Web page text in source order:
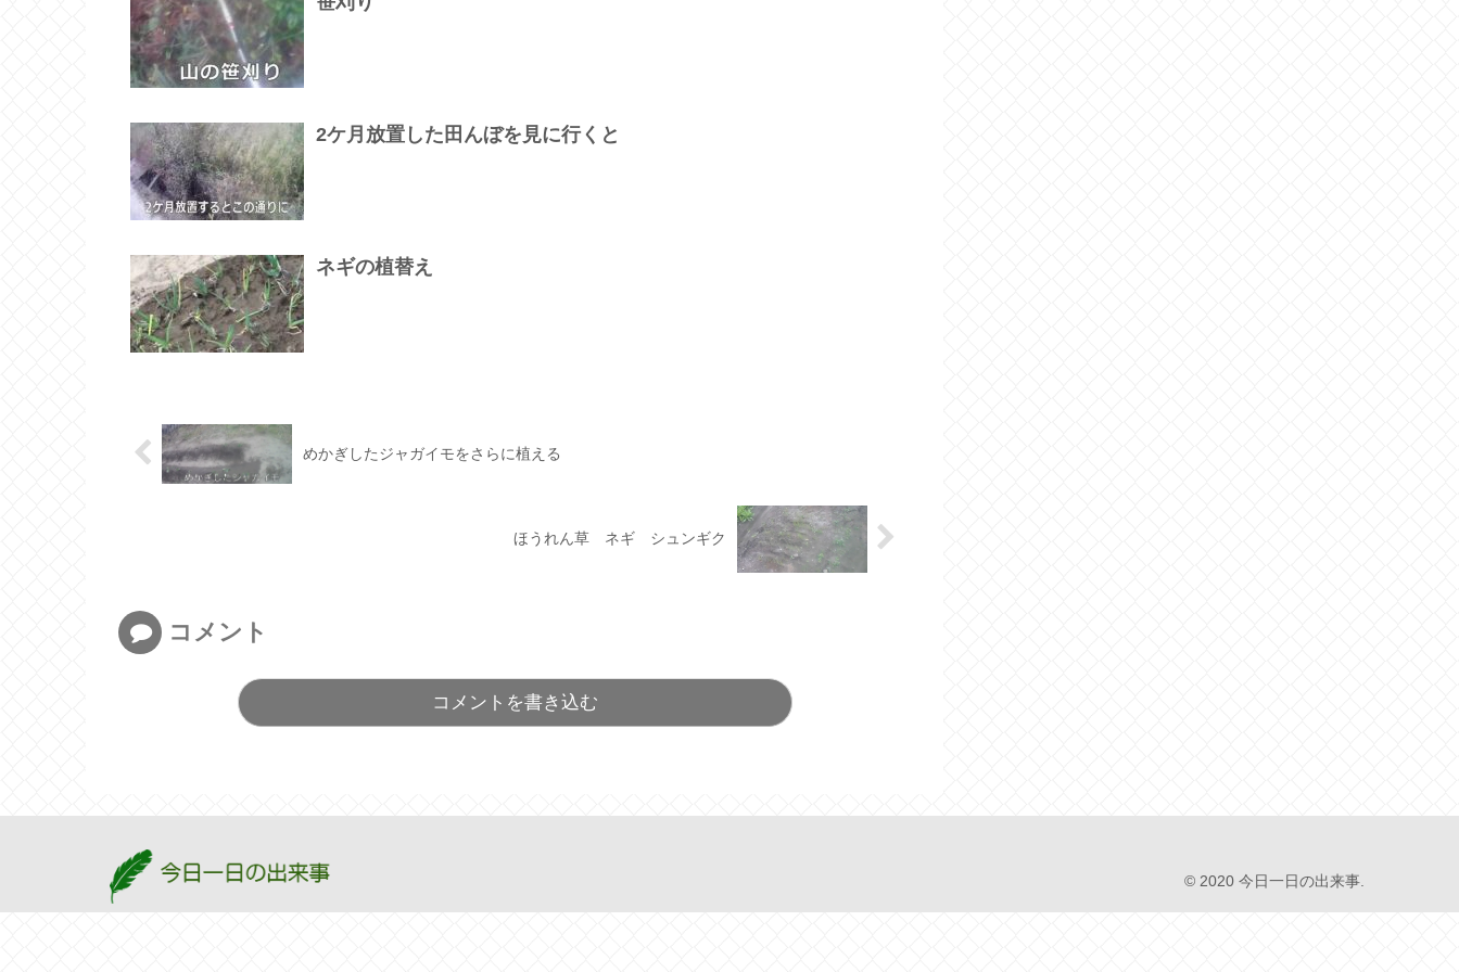
2ケ月放置した田んぼを見に行くと
ネギの植替え
めかぎしたジャガイモをさらに植える
ほうれん草 ネギ シュンギク
コメント
コメントを書き込む
© 2020 今日一日の出来事.